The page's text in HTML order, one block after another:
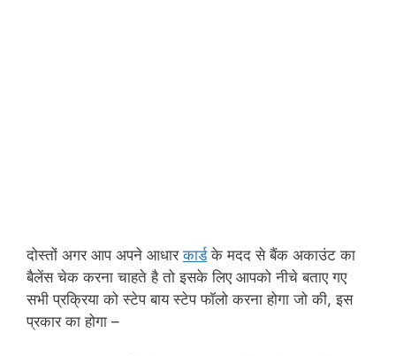
दोस्तों अगर आप अपने आधारकार्डके मदद से बैंक अकाउंट का
बैलेंस चेक करना चाहते है तो इसके लिए आपको नीचे बताए गए
सभी प्रक्रिया को स्टेप बाय स्टेप फॉलो करना होगा जो की, इस
प्रकार का होगा –